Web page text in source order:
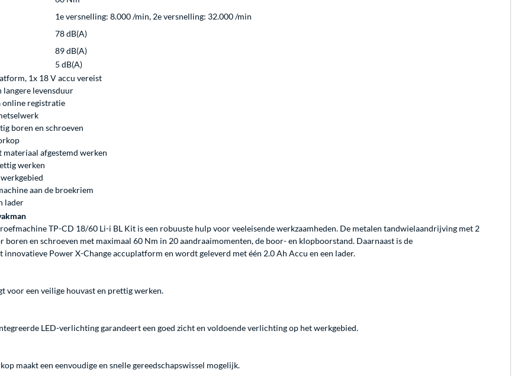
1e versnelling: 8.000 /min, 2e versnelling: 32.000 /min
78 dB(A)
89 dB(A)
5 dB(A)
1x 18 V accu vereist
levensduur
online registratie
boren en schroeven
afgestemd werken
werken
aan de broekriem
lader
TP-CD 18/60 Li-i BL Kit is een robuuste hulp voor veeleisende werkzaamheden. De metalen tandwielaandrijving met 2
en schroeven met maximaal 60 Nm in 20 aandraaimomenten, de boor- en klopboorstand. Daarnaast is de
Power X-Change accuplatform en wordt geleverd met één 2.0 Ah Accu en een lader.
voor een veilige houvast en prettig werken.
LED-verlichting garandeert een goed zicht en voldoende verlichting op het werkgebied.
maakt een eenvoudige en snelle gereedschapswissel mogelijk.